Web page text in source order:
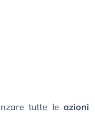
tutte le azioni